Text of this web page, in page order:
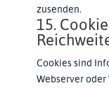
zusenden.
15.
Cookies sind
Webserver